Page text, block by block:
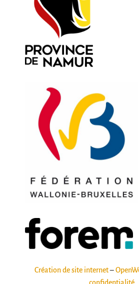
Création de site internet–